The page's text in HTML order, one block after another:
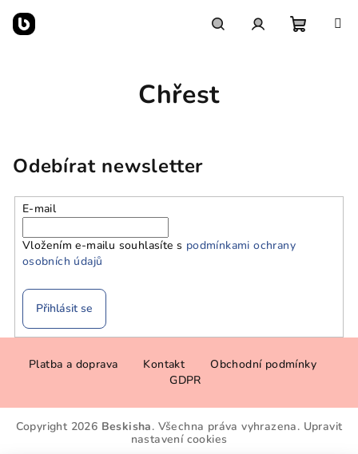
obsah
Chřest
Odebírat newsletter
E-mail
Vložením e-mailu souhlasíte s podmínkami ochrany
osobních údajů
Přihlásit se
a
Platba a doprava Kontakt
Obchodní podmínky
GDPR
Copyright 2026 Beskisha. Všechna práva vyhrazena. Upravit
nastavení cookies